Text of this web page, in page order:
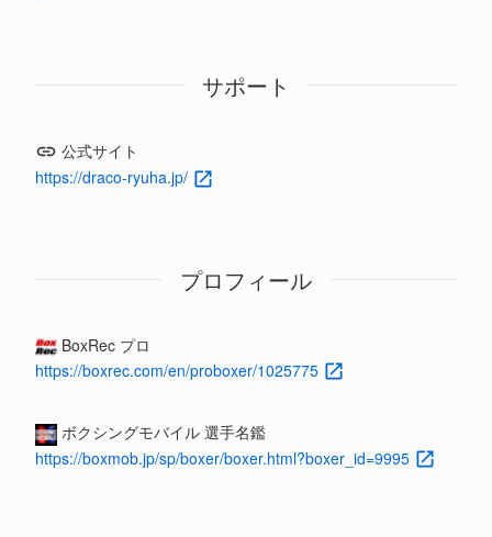
サポート
公式サイト
https://draco-ryuha.jp/
プロフィール
BoxRec プロ
https://boxrec.com/en/proboxer/1025775
ボクシングモバイル 選手名鑑
https://boxmob.jp/sp/boxer/boxer.html?boxer_id=9995